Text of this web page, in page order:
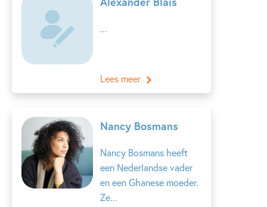
...
Lees meer
Nancy Bosmans
Nancy Bosmans heeft
een Nederlandse vader
en een Ghanese moeder.
Ze...